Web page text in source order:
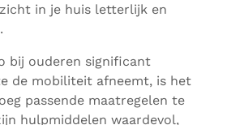
in je huis letterlijk en
bij ouderen significant
de mobiliteit afneemt, is het
passende maatregelen te
hulpmiddelen waardevol,